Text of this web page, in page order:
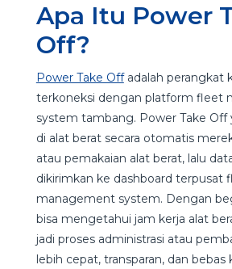
Apa Itu Power
Off?
Power Take Offadalah perangkat
terkoneksi dengan platform fleet
system tambang. Power Take Off
di alat berat secara otomatis
atau pemakaian alat berat, lalu
dikirimkan ke dashboard terpusat
management system. Dengan
bisa mengetahui jam kerja alat
jadi proses administrasi atau
lebih cepat, transparan, dan bebas